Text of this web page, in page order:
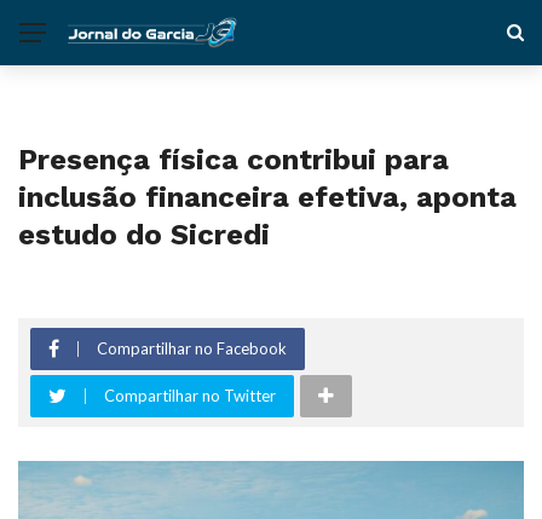
Presença física contribui para
inclusão financeira efetiva, aponta
estudo do Sicredi
Compartilhar no Facebook
Compartilhar no Twitter